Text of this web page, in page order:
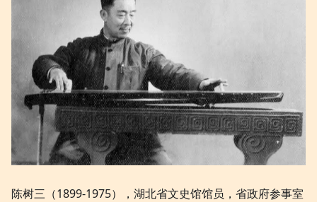
陈树三（1899-1975），湖北省文史馆馆员，省政府参事室